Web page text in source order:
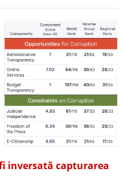
inversată capturarea